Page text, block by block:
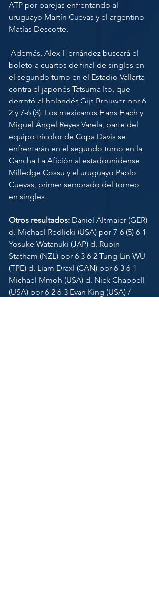
ATP por parejas enfrentando al
uruguayo Martín Cuevas y el argentino
Matías Descotte.
boleto a cuartos de final de singles en
el segundo turno en el Estadio Vallarta
contra el japonés Tatsuma Ito, que
derrotó al holandés Gijs Brouwer por 6-
2 y 7-6 (3). Los mexicanos Hans Hach y
Miguel Ángel Reyes Varela, parte del
equipo tricolor de Copa Davis se
enfrentarán en el segundo turno en la
Cancha La Afición al estadounidense
Milledge Cossu y el uruguayo Pablo
Cuevas, primer sembrado del torneo
en singles.
Otros resultados: Daniel Altmaier (GER)
d. Michael Redlicki (USA) por 7-6 (5) 6-1
Yosuke Watanuki (JAP) d. Rubin
Statham (NZL) por 6-3 6-2 Tung-Lin WU
(TPE) d. Liam Draxl (CAN) por 6-3 6-1
Michael Mmoh (USA) d. Nick Chappell
(USA) por 6-2 6-3 Evan King (USA) /